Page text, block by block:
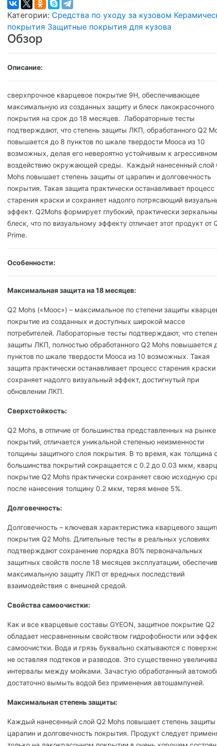
Категории: Средства по уходу за кузовом
покрытия Защитные покрытия для кузова
Обзор
Описание:
сверхпрочное кварцевое покрытие 9H, ‎обеспечивающее
максимальную из ‎созданных ‎защиту и блеск лакокрасочного
покрытия на срок ‎до 18 месяцев. ‎ Лабораторные тесты
подтверждают, что степень защиты ЛКП, обработанного Q2
повышается ‎до 8 пунктов по шкале твердости Мооса из 10
возможных, делая его невероятно устойчивым к
воздействию окружающей среды. ‎ Каждый нанесенный слой
Mohs повышает степень защиты от царапин и долговечность
‎покрытия. Такая защита практически останавливает процесс
старения краски и сохраняет надолго ‎потрясающий
эффект.‎ Q2Mohs формирует глубокий, практически
блеск, что по визуальному эффекту ‎отличает этот продукт от
Prime. ‎
Особенности:
Максимальная защита на 18 месяцев:
Q2 Mohs («Моос») – максимальное по степени защиты
покрытие из созданных и ‎доступных широкой массе
потребителей. Лабораторные тесты подтверждают, что
защиты ‎ЛКП, полностью обработанного Q2 Mohs повышается
пунктов по шкале твердости Мооса из ‎‎10 возможных. Такая
защита практически останавливает процесс старения краски
сохраняет ‎надолго визуальный эффект, достигнутый при
обновлении ЛКП. ‎
Сверхстойкость:
Q2 Mohs, в отличие от большинства представленных на рынке
покрытий‎, отличается уникальной степенью неизменности
толщины защитного слоя покрытия. В то ‎время, как толщина
большинства покрытий сокращается с 0.2 до 0.03 мкм,
‎покрытие Q2 Mohs практически сохраняет свою исходную
после нанесения толщину 0.2 мкм, теряя менее 5%.‎
Долговечность:
Долговечность – ключевая характеристика кварцевого
покрытия Q2 Mohs. Длительные тесты в реальных условиях
подтверждают сохранение порядка 80% первоначальных
защитных ‎свойств после 18 месяцев эксплуатации,
максимальную защиту ЛКП от вредных последствий
взаимодействия с внешней ‎средой. ‎
Свойства самоочистки:
Как и все кварцевые составы GYEON, защитное покрытие Q2
обладает несравненным свойством гидрофобности или
самоочистки. Вода и грязь буквально ‎скатываются с
не оставляя подтеков и разводов. Это существенно
‎интервалы между мойками. ‎Зачастую обработанный
достаточно вымыть водой без применения автошампуней. ‎
Максимальная степень защиты:
Каждый нанесенный слой Q2 Mohs повышает степень защиты
царапин и долговечность ‎покрытия. Продукт следует